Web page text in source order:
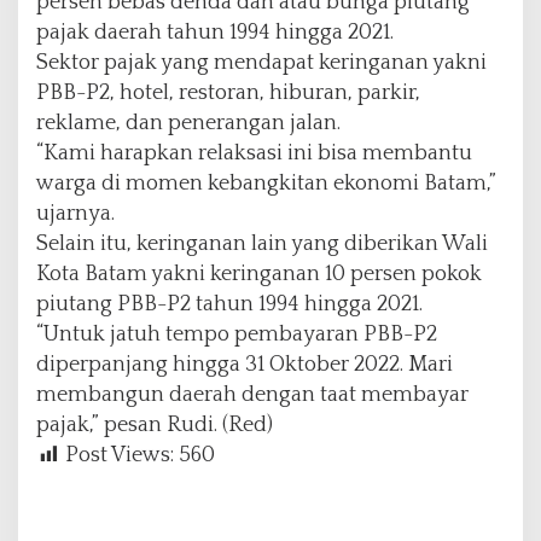
O
k
t
e
r
2
2
pajak daerah tahun 1994 hingga 2021.
Sektor pajak yang mendapat keringanan yakni
PBB-P2, hotel, restoran, hiburan, parkir,
reklame, dan penerangan jalan.
“Kami harapkan relaksasi ini bisa membantu
warga di momen kebangkitan ekonomi Batam,”
ujarnya.
Selain itu, keringanan lain yang diberikan Wali
Kota Batam yakni keringanan 10 persen pokok
piutang PBB-P2 tahun 1994 hingga 2021.
“Untuk jatuh tempo pembayaran PBB-P2
diperpanjang hingga 31 Oktober 2022. Mari
membangun daerah dengan taat membayar
pajak,” pesan Rudi. (Red)
Post Views: 560